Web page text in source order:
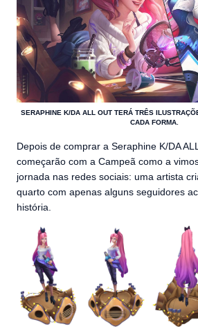
SERAPHINE K/DA ALL OUT TERÁ TRÊS
CADA FORMA.
Depois de comprar a Seraphine K/DA
começarão com a Campeã como a
jornada nas redes sociais: uma artista
quarto com apenas alguns seguidores
história.